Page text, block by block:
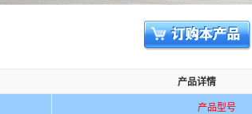
产品详情
产品型号